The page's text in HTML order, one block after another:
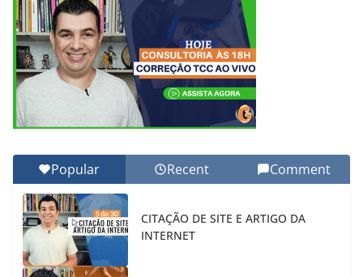
Popular Recent Comment
CITAÇÃO DE SITE E ARTIGO DA
INTERNET